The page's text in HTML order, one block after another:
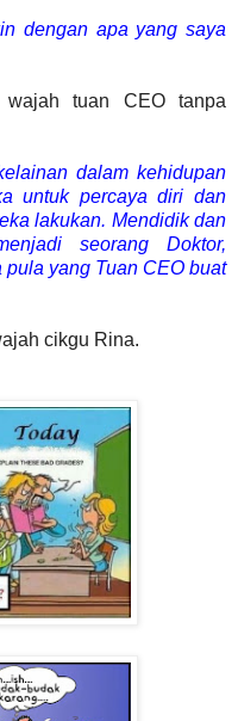
dengan apa yang saya
tuan CEO tanpa
dalam kehidupan
untuk percaya diri dan
lakukan. Mendidik dan
seorang Doktor,
pula yang Tuan CEO buat
cikgu Rina.